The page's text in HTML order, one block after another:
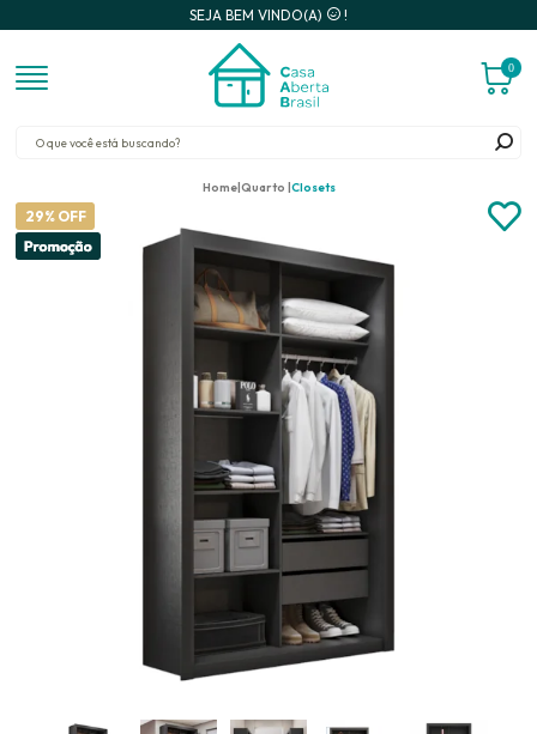
SEJA BEM VINDO(A) !
0
Home Quarto Closets
29% OFF